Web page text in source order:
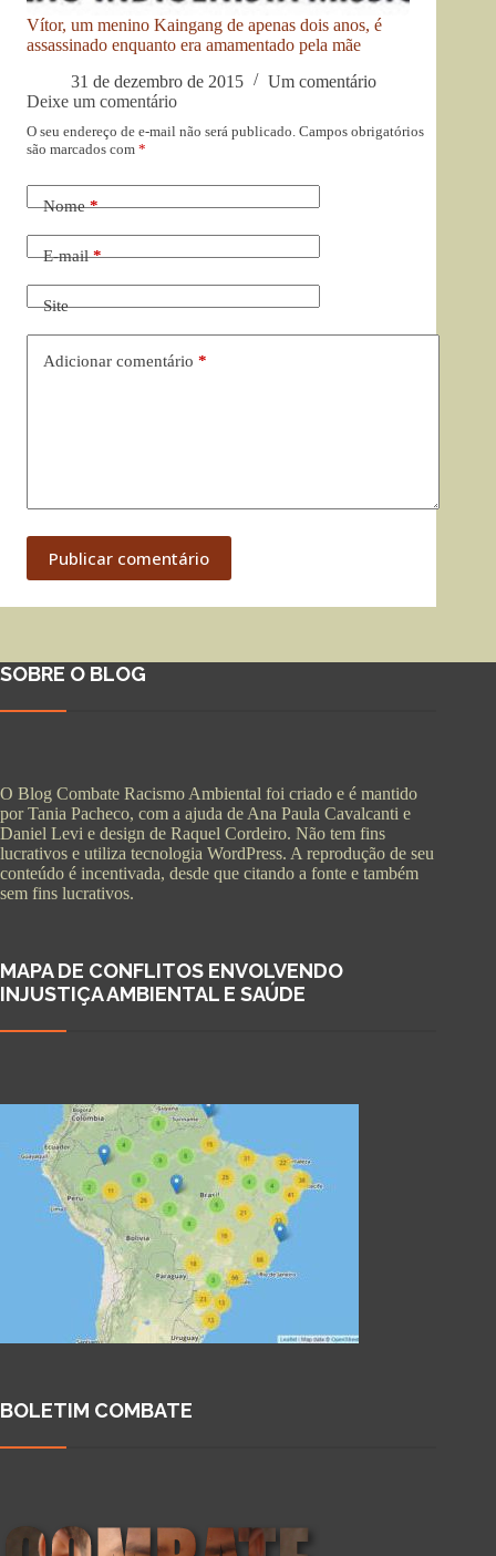
Vítor, um menino Kaingang de apenas dois anos, é
assassinado enquanto era amamentado pela mãe
31 de dezembro de 2015
Um comentário
Deixe um comentário
O seu endereço de e-mail não será publicado. Campos obrigatórios
são marcados com *
Nome*
E-mail*
Site
Adicionar comentário *
Publicar comentário
SOBRE O BLOG
O Blog Combate Racismo Ambiental foi criado e é mantido
por Tania Pacheco, com a ajuda de Ana Paula Cavalcanti e
Daniel Levi e design de Raquel Cordeiro. Não tem fins
lucrativos e utiliza tecnologia WordPress. A reprodução de seu
conteúdo é incentivada, desde que citando a fonte e também
sem fins lucrativos.
MAPA DE CONFLITOS ENVOLVENDO
INJUSTIÇA AMBIENTAL E SAÚDE
BOLETIM COMBATE